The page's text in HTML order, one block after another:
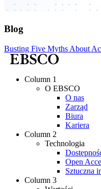
Blog
Busting Five Myths About
Column 1
O EBSCO
O nas
Zarząd
Biura
Kariera
Column 2
Technologia
Open
Sztuczna
Column 3